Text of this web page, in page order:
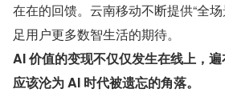
在在的回馈。云南移动不断提供“全
足用户更多数智生活的期待。
AI 价值的变现不仅仅发生在线上，
应该沦为 AI 时代被遗忘的角落。